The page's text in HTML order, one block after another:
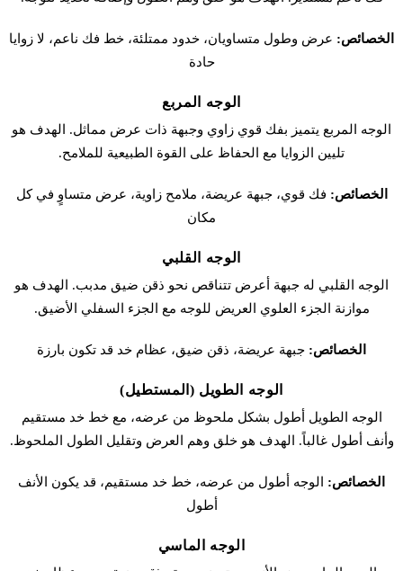
الخصائص: عرض وطول متساويان، خدود ممتلئة، خط فك ناعم، لا زوايا
حادة
الوجه المربع
الوجه المربع يتميز بفك قوي زاوي وجبهة ذات عرض مماثل. الهدف هو
تليين الزوايا مع الحفاظ على القوة الطبيعية للملامح.
الخصائص: فك قوي، جبهة عريضة، ملامح زاوية، عرض متساوٍ في كل
مكان
الوجه القلبي
الوجه القلبي له جبهة أعرض تتناقص نحو ذقن ضيق مدبب. الهدف هو
موازنة الجزء العلوي العريض للوجه مع الجزء السفلي الأضيق.
الخصائص: جبهة عريضة، ذقن ضيق، عظام خد قد تكون بارزة
الوجه الطويل (المستطيل)
الوجه الطويل أطول بشكل ملحوظ من عرضه، مع خط خد مستقيم
وأنف أطول غالباً. الهدف هو خلق وهم العرض وتقليل الطول الملحوظ.
الخصائص: الوجه أطول من عرضه، خط خد مستقيم، قد يكون الأنف
أطول
الوجه الماسي